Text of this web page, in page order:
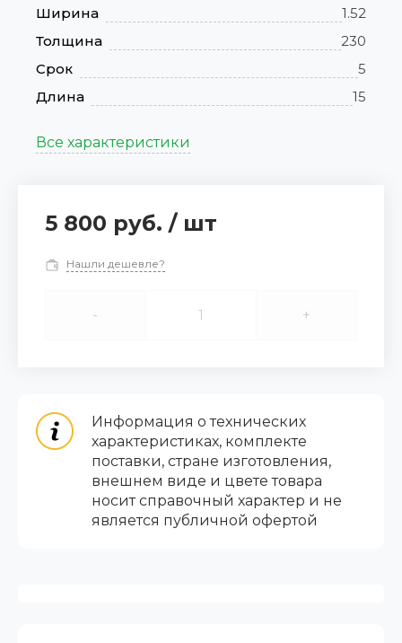
Ширина
1.52
Толщина
230
Срок
5
Длина
15
Все характеристики
5 800 руб. / шт
Нашли дешевле?
- +
Информация о технических
характеристиках, комплекте
поставки, стране изготовления,
внешнем виде и цвете товара
носит справочный характер и не
является публичной офертой